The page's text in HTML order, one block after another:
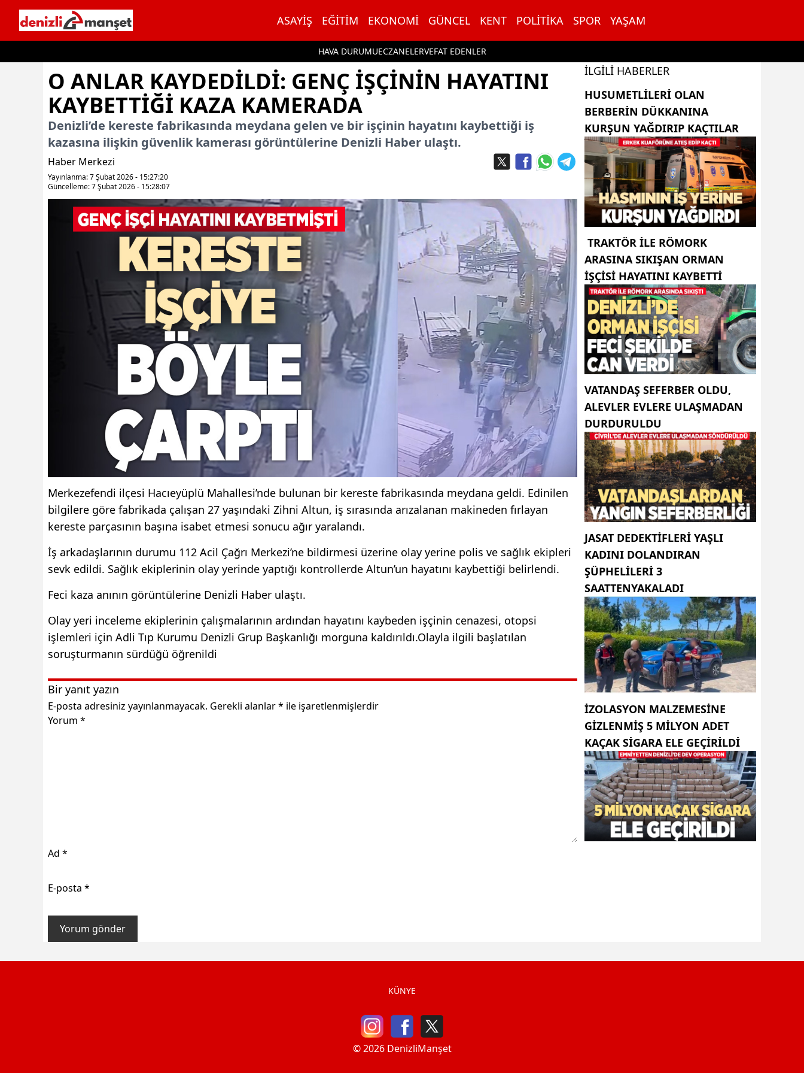
ASAYIŞ EĞITIM EKONOMI GÜNCEL KENT POLITIKA SPOR YAŞAM
HAVA DURUMUECZANELERVEFAT EDENLER
O ANLAR KAYDEDILDI: GENÇ IŞÇININ HAYATINI
KAYBETTIĞI KAZA KAMERADA
Denizli’de kereste fabrikasında meydana gelen ve bir işçinin hayatını kaybettiği iş
kazasına ilişkin güvenlik kamerası görüntülerine Denizli Haber ulaştı.
Haber Merkezi
Yayınlanma: 7 Şubat 2026 - 15:27:20
Güncelleme: 7 Şubat 2026 - 15:28:07
Merkezefendi ilçesi Hacıeyüplü Mahallesi’nde bulunan bir kereste fabrikasında meydana geldi. Edinilen
bilgilere göre fabrikada çalışan 27 yaşındaki Zihni Altun, iş sırasında arızalanan makineden fırlayan
kereste parçasının başına isabet etmesi sonucu ağır yaralandı.
İş arkadaşlarının durumu 112 Acil Çağrı Merkezi’ne bildirmesi üzerine olay yerine polis ve sağlık ekipleri
sevk edildi. Sağlık ekiplerinin olay yerinde yaptığı kontrollerde Altun’un hayatını kaybettiği belirlendi.
Feci kaza anının görüntülerine Denizli Haber ulaştı.
Olay yeri inceleme ekiplerinin çalışmalarının ardından hayatını kaybeden işçinin cenazesi, otopsi
işlemleri için Adli Tıp Kurumu Denizli Grup Başkanlığı morguna kaldırıldı.Olayla ilgili başlatılan
soruşturmanın sürdüğü öğrenildi
Bir yanıt yazın
E-posta adresiniz yayınlanmayacak. Gerekli alanlar* ile işaretlenmişlerdir
Yorum *
Ad *
E-posta *
İLGILI HABERLER
HUSUMETLILERI OLAN
BERBERIN DÜKKANINA
KURŞUN YAĞDIRIP KAÇTILAR
TRAKTÖR ILE RÖMORK
ARASINA SIKIŞAN ORMAN
IŞÇISI HAYATINI KAYBETTI
VATANDAŞ SEFERBER OLDU,
ALEVLER EVLERE ULAŞMADAN
DURDURULDU
JASAT DEDEKTIFLERI YAŞLI
KADINI DOLANDIRAN
ŞÜPHELILERI 3
SAATTENYAKALADI
İZOLASYON MALZEMESINE
GIZLENMIŞ 5 MILYON ADET
KAÇAK SIGARA ELE GEÇIRILDI
KÜNYE
© 2026 DenizliManşet